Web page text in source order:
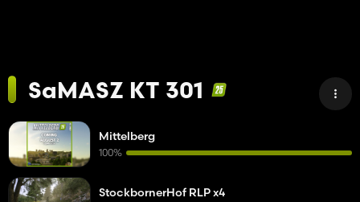
SaMASZ KT 301
Mittelberg
100%
StockbornerHof RLP x4